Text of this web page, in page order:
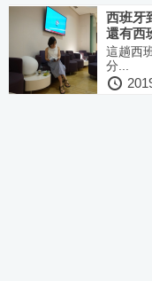
西班牙
還有西
這趟西
分...